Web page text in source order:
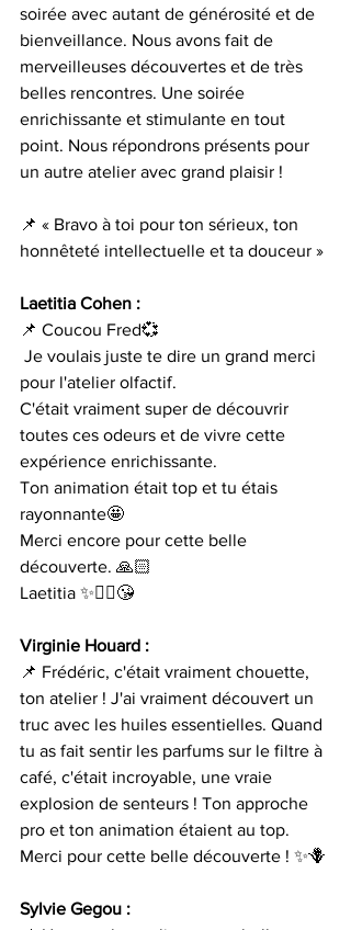
soirée avec autant de générosité et de
bienveillance. Nous avons fait de
merveilleuses découvertes et de très
belles rencontres. Une soirée
enrichissante et stimulante en tout
point. Nous répondrons présents pour
un autre atelier avec grand plaisir !
📌 « Bravo à toi pour ton sérieux, ton
honnêteté intellectuelle et ta douceur »
Laetitia Cohen :
📌 Coucou Fred💞
Je voulais juste te dire un grand merci
pour l'atelier olfactif.
C'était vraiment super de découvrir
toutes ces odeurs et de vivre cette
expérience enrichissante.
Ton animation était top et tu étais
rayonnante🤩
Merci encore pour cette belle
découverte. 🙏🏻
Laetitia ✨🧚‍♀️😘
Virginie Houard :
📌 Frédéric, c'était vraiment chouette,
ton atelier ! J'ai vraiment découvert un
truc avec les huiles essentielles. Quand
tu as fait sentir les parfums sur le filtre à
café, c'était incroyable, une vraie
explosion de senteurs ! Ton approche
pro et ton animation étaient au top.
Merci pour cette belle découverte ! ✨🪻
Sylvie Gegou :